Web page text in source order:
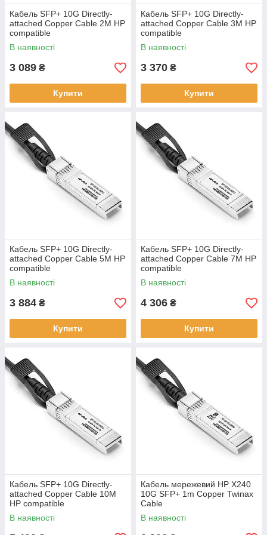
Кабель SFP+ 10G Directly-
attached Copper Cable 2M HP
compatible
В наявності
3 089 ₴
Купити
Кабель SFP+ 10G Directly-
attached Copper Cable 3M HP
compatible
В наявності
3 370 ₴
Купити
Кабель SFP+ 10G Directly-
attached Copper Cable 5M HP
compatible
В наявності
3 884 ₴
Купити
Кабель SFP+ 10G Directly-
attached Copper Cable 7M HP
compatible
В наявності
4 306 ₴
Купити
Кабель SFP+ 10G Directly-
attached Copper Cable 10M
HP compatible
В наявності
Кабель мережевий HP X240
10G SFP+ 1m Copper Twinax
Cable
В наявності